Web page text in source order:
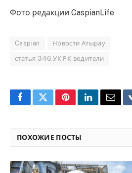
Фото редакции CaspianLife
Caspian Новости Атырау
статья 346 УК РК водители
FacebookTwitterPinterestLinkedInEmail
ПОХОЖИЕ ПОСТЫ